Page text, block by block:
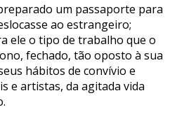
um passaporte para
ao estrangeiro;
ele o tipo de trabalho que o
fechado, tão oposto à sua
hábitos de convívio e
e artistas, da agitada vida